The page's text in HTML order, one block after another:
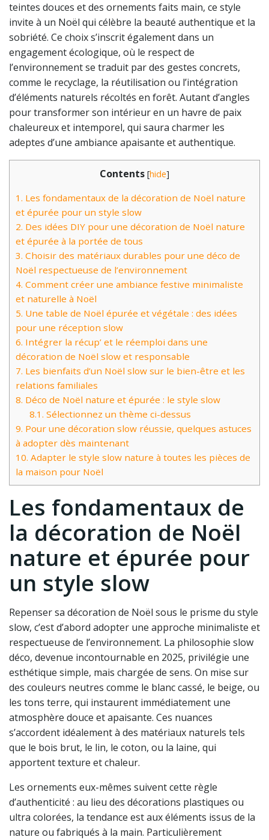
teintes douces et des ornements faits main, ce style
invite à un Noël qui célèbre la beauté authentique et la
sobriété. Ce choix s’inscrit également dans un
engagement écologique, où le respect de
l’environnement se traduit par des gestes concrets,
comme le recyclage, la réutilisation ou l’intégration
d’éléments naturels récoltés en forêt. Autant d’angles
pour transformer son intérieur en un havre de paix
chaleureux et intemporel, qui saura charmer les
adeptes d’une ambiance apaisante et authentique.
Contents [hide]
1. Les fondamentaux de la décoration de Noël nature
et épurée pour un style slow
2. Des idées DIY pour une décoration de Noël nature
et épurée à la portée de tous
3. Choisir des matériaux durables pour une déco de
Noël respectueuse de l’environnement
4. Comment créer une ambiance festive minimaliste
et naturelle à Noël
5. Une table de Noël épurée et végétale : des idées
pour une réception slow
6. Intégrer la récup’ et le réemploi dans une
décoration de Noël slow et responsable
7. Les bienfaits d’un Noël slow sur le bien-être et les
relations familiales
8. Déco de Noël nature et épurée : le style slow
8.1. Sélectionnez un thème ci-dessus
9. Pour une décoration slow réussie, quelques astuces
à adopter dès maintenant
10. Adapter le style slow nature à toutes les pièces de
la maison pour Noël
Les fondamentaux de
la décoration de Noël
nature et épurée pour
un style slow
Repenser sa décoration de Noël sous le prisme du style
slow, c’est d’abord adopter une approche minimaliste et
respectueuse de l’environnement. La philosophie slow
déco, devenue incontournable en 2025, privilégie une
esthétique simple, mais chargée de sens. On mise sur
des couleurs neutres comme le blanc cassé, le beige, ou
les tons terre, qui instaurent immédiatement une
atmosphère douce et apaisante. Ces nuances
s’accordent idéalement à des matériaux naturels tels
que le bois brut, le lin, le coton, ou la laine, qui
apportent texture et chaleur.
Les ornements eux-mêmes suivent cette règle
d’authenticité : au lieu des décorations plastiques ou
ultra colorées, la tendance est aux éléments issus de la
nature ou fabriqués à la main. Particulièrement